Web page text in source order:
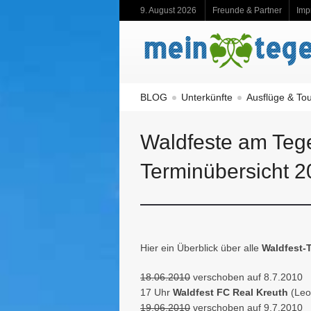
9. August 2026 Freunde & Partner
BLOG Unterkünfte Ausflüge &
Waldfeste am
Terminübersicht
Hier ein Überblick über alle Waldfest-
18.06.2010 verschoben auf 8.7.2010
17 Uhr Waldfest FC Real Kreuth
19.06.2010 verschoben auf 9.7.2010